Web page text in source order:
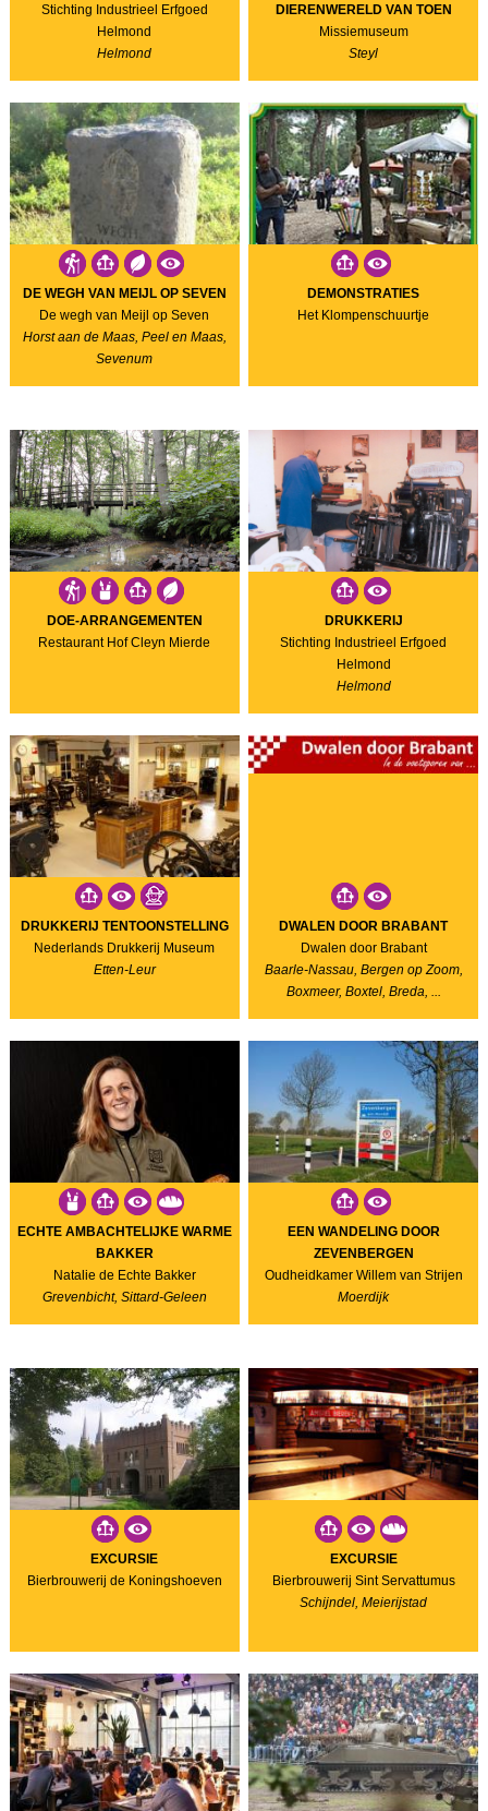
Stichting Industrieel Erfgoed
Helmond
Helmond
DIERENWERELD VAN TOEN
Missiemuseum
Steyl
DE WEGH VAN MEIJL OP SEVEN
De wegh van Meijl op Seven
Horst aan de Maas, Peel en Maas,
Sevenum
DEMONSTRATIES
Het Klompenschuurtje
DOE-ARRANGEMENTEN
Restaurant Hof Cleyn Mierde
DRUKKERIJ
Stichting Industrieel Erfgoed
Helmond
Helmond
DRUKKERIJ TENTOONSTELLING
Nederlands Drukkerij Museum
Etten-Leur
DWALEN DOOR BRABANT
Dwalen door Brabant
Baarle-Nassau, Bergen op Zoom,
Boxmeer, Boxtel, Breda, ...
ECHTE AMBACHTELIJKE WARME
BAKKER
Natalie de Echte Bakker
Grevenbicht, Sittard-Geleen
EEN WANDELING DOOR
ZEVENBERGEN
Oudheidkamer Willem van Strijen
Moerdijk
EXCURSIE
Bierbrouwerij de Koningshoeven
EXCURSIE
Bierbrouwerij Sint Servattumus
Schijndel, Meierijstad